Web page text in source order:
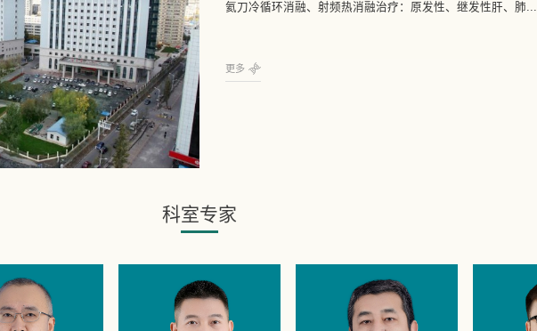
氦刀冷循环消融、射频热消融治疗：原发性、继发性肝、肺...
更多
科室专家